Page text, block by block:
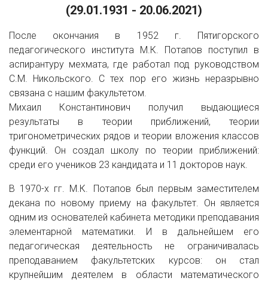
(29.01.1931 - 20.06.2021)
После окончания в 1952 г. Пятигорского
педагогического института М.К. Потапов поступил в
аспирантуру мехмата, где работал под руководством
С.М. Никольского. С тех пор его жизнь неразрывно
связана с нашим факультетом.
Михаил Константинович получил выдающиеся
результаты в теории приближений, теории
тригонометрических рядов и теории вложения классов
функций. Он создал школу по теории приближений:
среди его учеников 23 кандидата и 11 докторов наук.
В 1970-х гг. М.К. Потапов был первым заместителем
декана по новому приему на факультет. Он является
одним из основателей кабинета методики преподавания
элементарной математики. И в дальнейшем его
педагогическая деятельность не ограничивалась
преподаванием факультетских курсов: он стал
крупнейшим деятелем в области математического